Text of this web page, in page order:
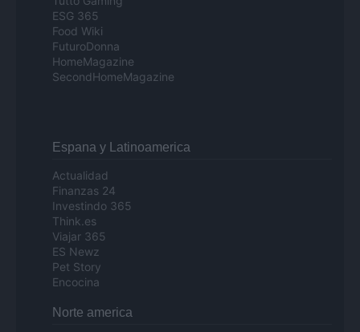
ESG 365
Food Wiki
FuturoDonna
HomeMagazine
SecondHomeMagazine
Espana y Latinoamerica
Actualidad
Finanzas 24
Investindo 365
Think.es
Viajar 365
ES Newz
Pet Story
Encocina
Norte america